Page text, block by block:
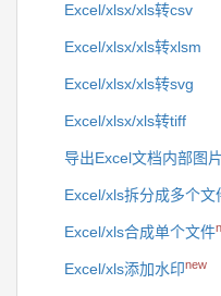
Excel/xlsx/xls转csv
Excel/xlsx/xls转xlsm
Excel/xlsx/xls转svg
Excel/xlsx/xls转tiff
导出Excel文档内部图片
Excel/xls拆分成多个文
Excel/xls合成单个文件
Excel/xls添加水印new